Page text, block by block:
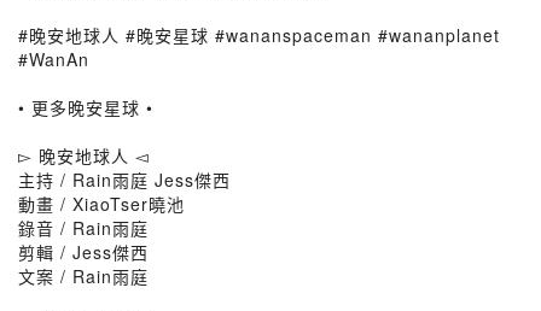
#晚安地球人 #晚安星球 #wananspaceman #wananplanet
#WanAn
• 更多晚安星球 •
▻ 晚安地球人 ◅
主持 / Rain雨庭 Jess傑西
動畫 / XiaoTser曉池
錄音 / Rain雨庭
剪輯 / Jess傑西
文案 / Rain雨庭